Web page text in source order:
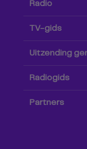
Radio
TV-gids
Uitzending
Radiogids
Partners